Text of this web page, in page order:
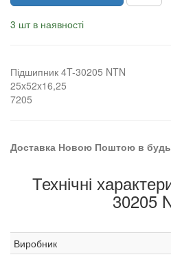
3 шт в наявності
Підшипник 4T-30205 NTN
25x52x16,25
7205
Доставка Новою Поштою в будь-
Технічні
30205
Виробник